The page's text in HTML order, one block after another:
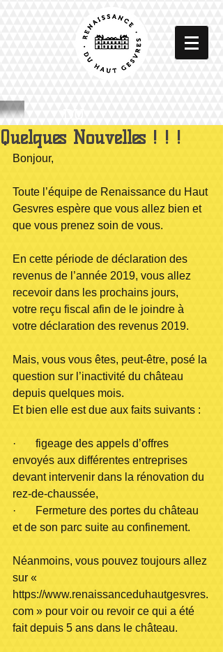
Quelques Nouvelles ! ! !
Bonjour,
Toute l’équipe de Renaissance du Haut
Gesvres espère que vous allez bien et
que vous prenez soin de vous.
En cette période de déclaration des
revenus de l’année 2019, vous allez
recevoir dans les prochains jours,
votre reçu fiscal afin de le joindre à
votre déclaration des revenus 2019.
Mais, vous vous êtes, peut-être, posé la
question sur l’inactivité du château
depuis quelques mois.
Et bien elle est due aux faits suivants :
·       figeage des appels d’offres
envoyés aux différentes entreprises
devant intervenir dans la rénovation du
rez-de-chaussée,
·       Fermeture des portes du château
et de son parc suite au confinement.
Néanmoins, vous pouvez toujours allez
sur «
https://www.renaissanceduhautgesvres.
com » pour voir ou revoir ce qui a été
fait depuis 5 ans dans le château.